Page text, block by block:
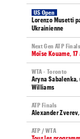
US Open
Lorenzo Musetti
Ukrainienne
Next Gen ATP Finals
Moïse Kouame,
WTA - Toronto
Aryna Sabalenka,
Williams
ATP Finals
Alexander
ATP / WTA